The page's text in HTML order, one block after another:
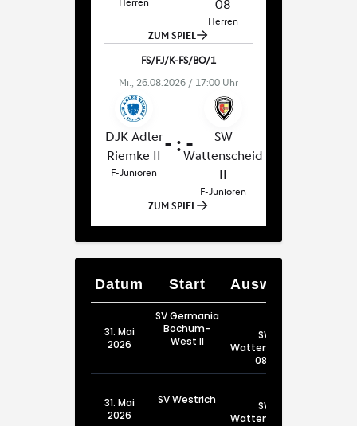
Datum Start Auswärts
31. Mai
2026
SV Germania
Bochum-
West II
SW
Wattenscheid
08 III
31. Mai
2026
SV Westrich
SW
Wattenscheid